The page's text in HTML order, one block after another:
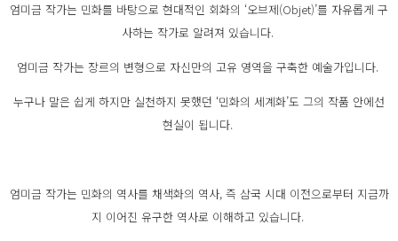
엄미금 작가는 민화를 바탕으로 현대적인 회화의 ‘오브제(Objet)’를 자유롭게 구
사하는 작가로 알려져 있습니다.
엄미금 작가는 장르의 변형으로 자신만의 고유 영역을 구축한 예술가입니다.
누구나 말은 쉽게 하지만 실천하지 못했던 ‘민화의 세계화’도 그의 작품 안에선
현실이 됩니다.
엄미금 작가는 민화의 역사를 채색화의 역사, 즉 삼국 시대 이전으로부터 지금까
지 이어진 유구한 역사로 이해하고 있습니다.